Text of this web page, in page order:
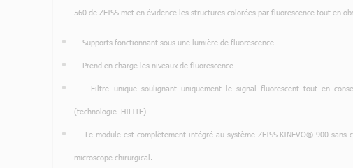
560 de ZEISS met en évidence les structures colorées par fluorescence tout en
Supports fonctionnant sous une lumière de fluorescence
Prend en charge les niveaux de fluorescence
Filtre unique soulignant uniquement le signal fluorescent tout en
(technologie HILITE)
Le module est complètement intégré au système ZEISS KINEVO® 900
microscope chirurgical.